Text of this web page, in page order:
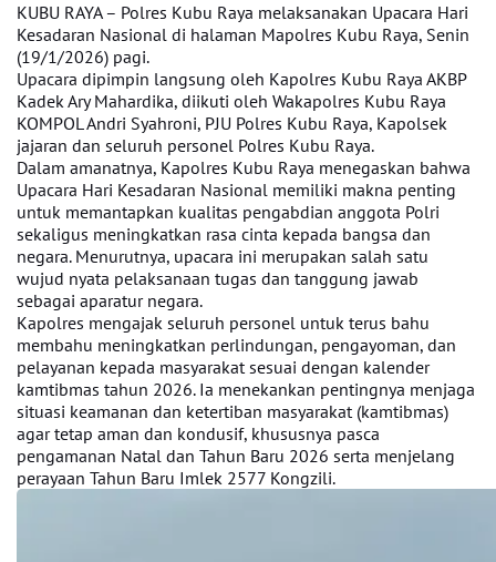
KUBU RAYA – Polres Kubu Raya melaksanakan Upacara Hari
Kesadaran Nasional di halaman Mapolres Kubu Raya, Senin
(19/1/2026) pagi.
Upacara dipimpin langsung oleh Kapolres Kubu Raya AKBP
Kadek Ary Mahardika, diikuti oleh Wakapolres Kubu Raya
KOMPOL Andri Syahroni, PJU Polres Kubu Raya, Kapolsek
jajaran dan seluruh personel Polres Kubu Raya.
Dalam amanatnya, Kapolres Kubu Raya menegaskan bahwa
Upacara Hari Kesadaran Nasional memiliki makna penting
untuk memantapkan kualitas pengabdian anggota Polri
sekaligus meningkatkan rasa cinta kepada bangsa dan
negara. Menurutnya, upacara ini merupakan salah satu
wujud nyata pelaksanaan tugas dan tanggung jawab
sebagai aparatur negara.
Kapolres mengajak seluruh personel untuk terus bahu
membahu meningkatkan perlindungan, pengayoman, dan
pelayanan kepada masyarakat sesuai dengan kalender
kamtibmas tahun 2026. Ia menekankan pentingnya menjaga
situasi keamanan dan ketertiban masyarakat (kamtibmas)
agar tetap aman dan kondusif, khususnya pasca
pengamanan Natal dan Tahun Baru 2026 serta menjelang
perayaan Tahun Baru Imlek 2577 Kongzili.